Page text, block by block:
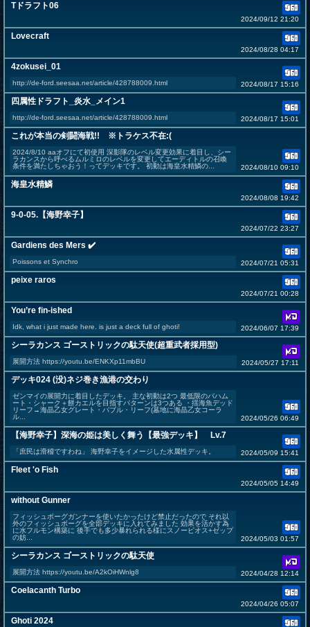
Tドラフト06
2024/09/12 21:20
Lovecraft
2024/08/28 04:17
4zokusei_01
http://de-ford.seesaa.net/article/428788009.html 2024/08/17 15:16
四属性ドラフト_炎水_メイン1
http://de-ford.seesaa.net/article/428788009.html 2024/08/17 15:01
これが本当の剣闘海戦!! ※トラケス不在:(
2024/8/10 aaオフにて初使用 深影隊のレベル変更効果に着目し、シー
ラカンスから呼べるムルミロのレベルを変更してエーディトルの召喚
条件を満たしちゃおう！ってデッキです。 初動は海皇水精鱗の...
2024/08/10 09:10
海皇水精鱗
2024/08/08 19:42
9-0-05.【海野幸子】
2024/07/22 23:27
Gardiens des Mers ✔️
Poissons et Synchro 2024/07/21 05:31
peixe raros
2024/07/21 00:28
You’re fin-ished
Idk, what i just made here. is just a deck full of ghoti! 2024/06/07 17:39
シーラカンス ゴーストリックの駄天使(超重武者採用型)
展開方法 https://youtu.be/ENKXp11mbBU 2024/05/27 17:11
デッキ024 (没)ネジ巻き漁港の交わり
ゼンマイの展開力に着目したデッキ。 主な初動は2つ 最低限のバハム
ート・シャーク＋餅カエルを目指すパターンは3つある ・揺海魚デッド
リーフ→海晶乙女グレート・バブル・リーフ(墓地に海晶乙女コーラ
ル...
2024/05/26 06:49
【海野幸子】深海の姫は美しく舞う【最強デッキ】 Lv.7
「庶民は滑稽ですわね」 海野幸子をイメージした水属性デッキ。 2024/05/09 15:41
Fleet 'o Fish
2024/05/05 14:49
without Gunner
フィッシュボーグガンナーを使いたかったけど禁止だったので それ以
外のフィッシュボーグを全部デッキに入れてみました 効果を活かす為
に水フルモン構築に 後手でも多少暴れられる様にスノーピオス+ゼップ
の妨...
2024/05/03 01:57
シーラカンス ゴーストリックの駄天使
展開方法 https://youtu.be/A2kOiHWnlg8 2024/04/28 12:14
Coelacanth Turbo
2024/04/26 05:07
Ghoti 2024